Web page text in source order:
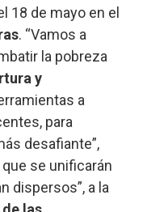
18 de mayo en el
. “Vamos a
la pobreza
y
a
para
desafiante”,
se unificarán
dispersos”, a la